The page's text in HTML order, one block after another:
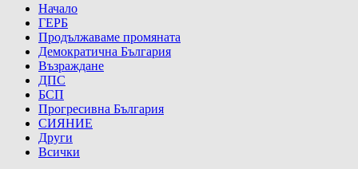
Начало
ГЕРБ
Продължаваме промяната
Демократична България
Възраждане
ДПС
БСП
Прогресивна България
СИЯНИЕ
Други
Всички